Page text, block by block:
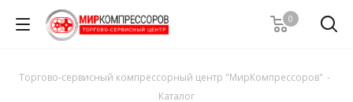
0
Торгово-сервисный компрессорный центр "МирКомпрессоров" -
Каталог